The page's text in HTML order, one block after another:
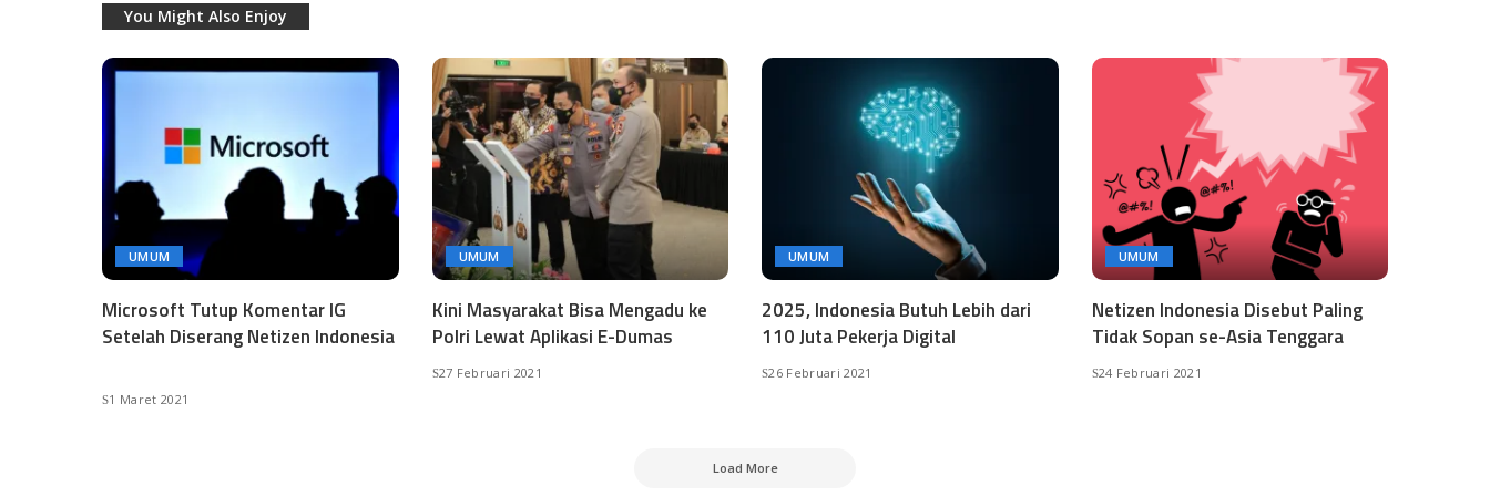
You Might Also Enjoy
UMUM
Microsoft Tutup Komentar IG
Setelah Diserang Netizen Indonesia
1 Maret 2021
UMUM
Kini Masyarakat Bisa Mengadu ke
Polri Lewat Aplikasi E-Dumas
27 Februari 2021
UMUM
2025, Indonesia Butuh Lebih dari
110 Juta Pekerja Digital
26 Februari 2021
UMUM
Netizen Indonesia Disebut Paling
Tidak Sopan se-Asia Tenggara
24 Februari 2021
Load More